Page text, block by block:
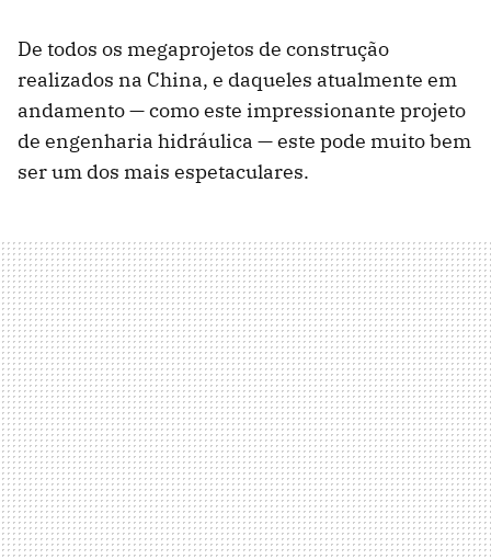
De todos os megaprojetos de construção
realizados na China, e daqueles atualmente em
andamento — como este impressionante projeto
de engenharia hidráulica — este pode muito bem
ser um dos mais espetaculares.